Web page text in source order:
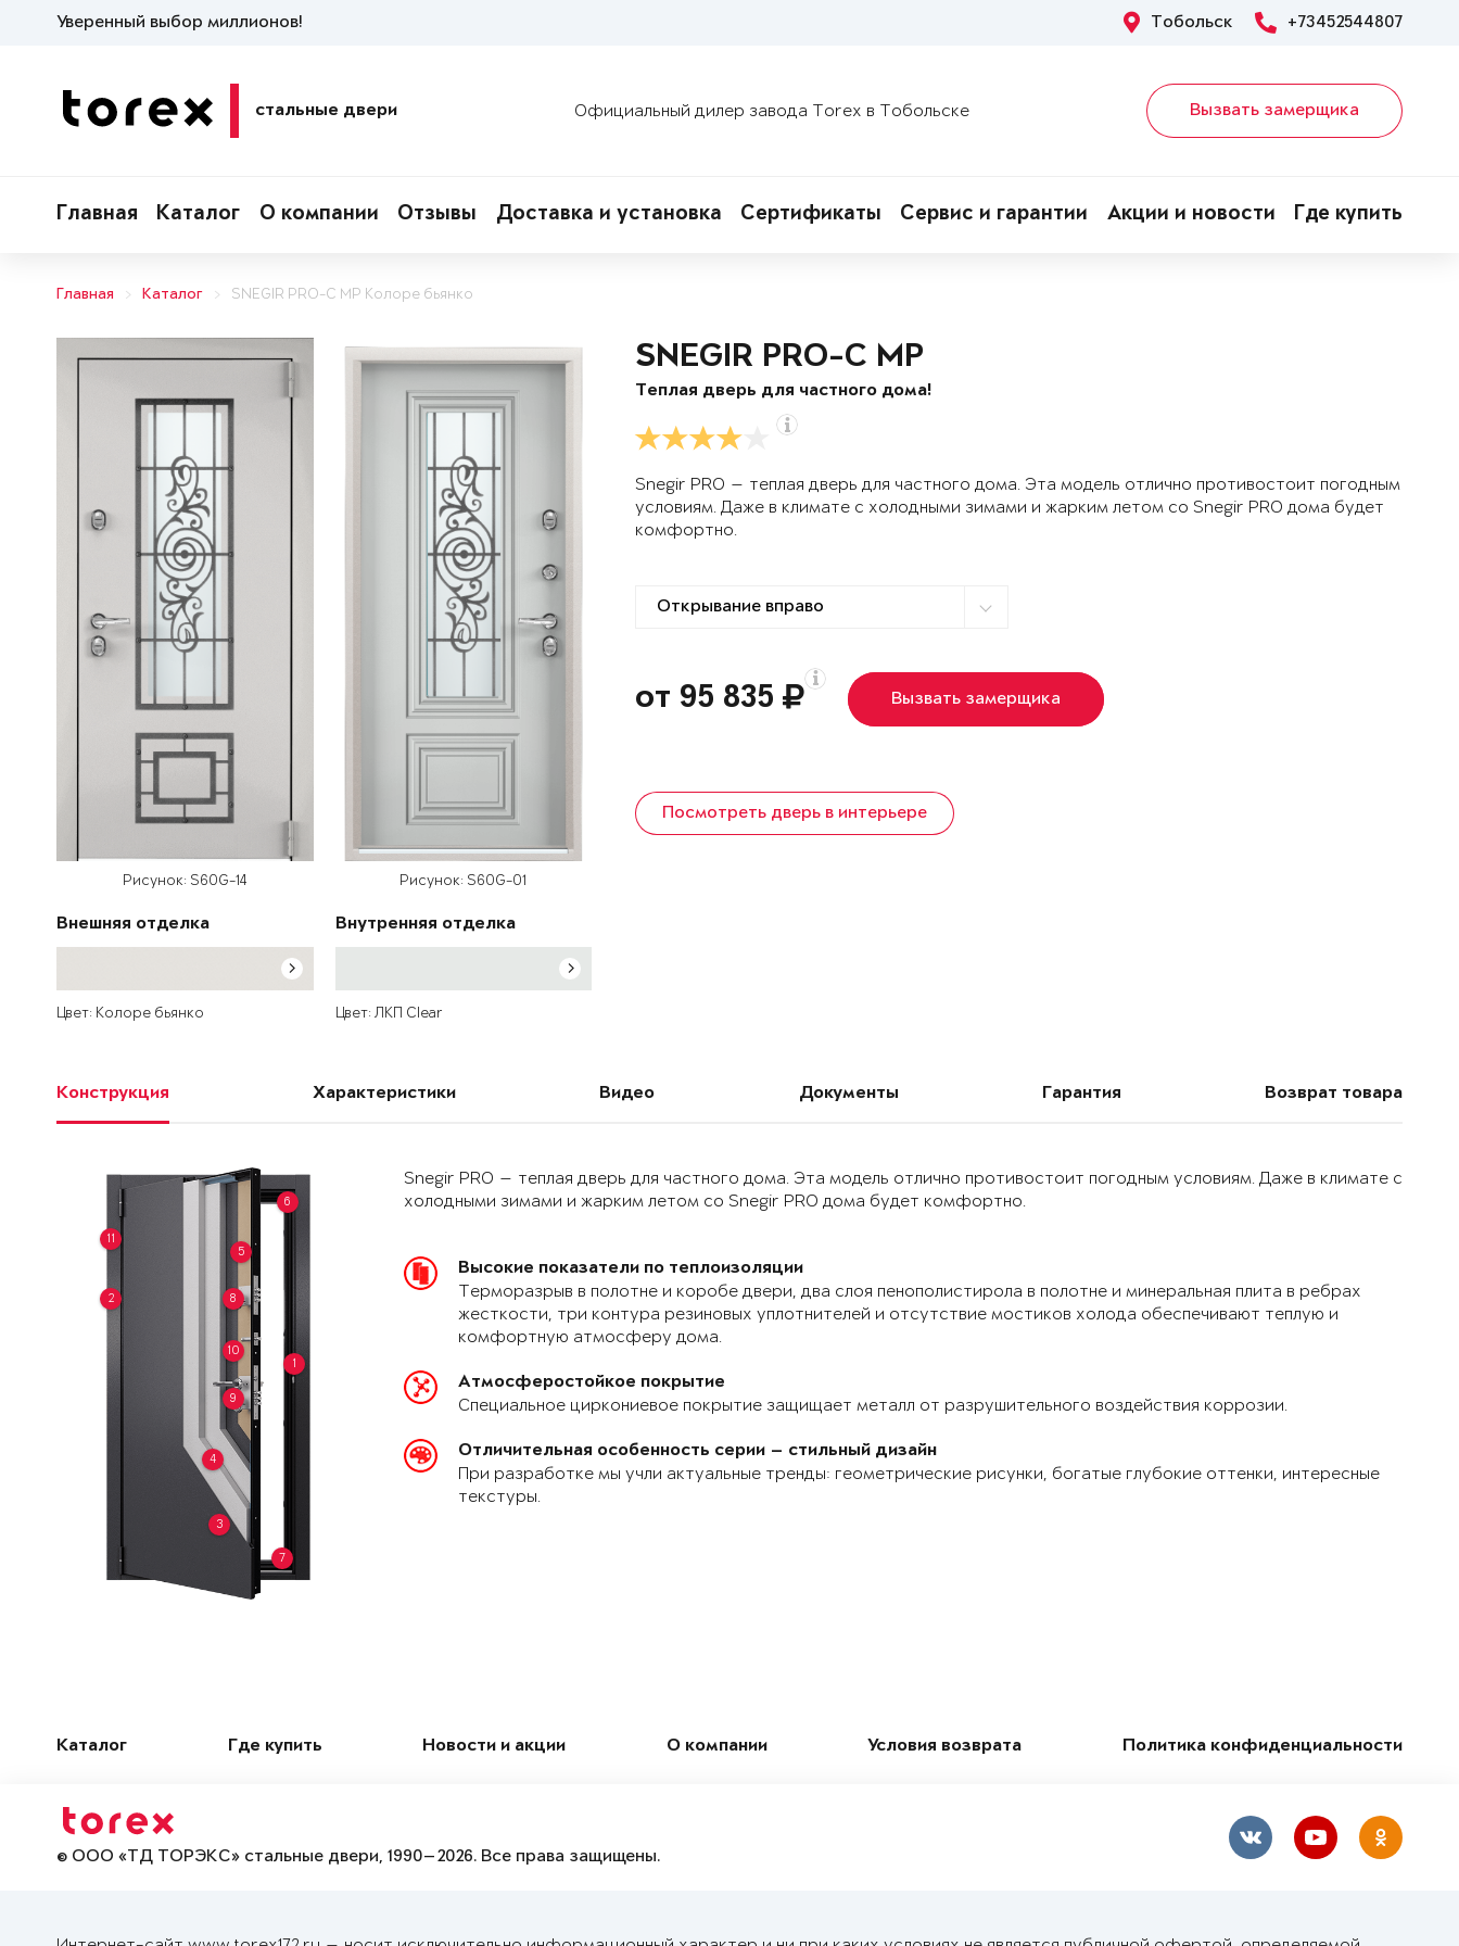
Уверенный выбор миллионов! Тобольск +73452544807
стальные двери Официальный дилер завода Torex в Тобольске Вызвать замерщика
Главная Каталог О компании Отзывы Доставка и установка Сертификаты Сервис и гарантии Акции и новости Где купить
Главная Каталог SNEGIR PRO-C MP Колоре бьянко
Рисунок: S60G-14
Внешняя отделка
Цвет: Колоре бьянко
Рисунок: S60G-01
Внутренняя отделка
Цвет: ЛКП Clear
SNEGIR PRO-C MP
Теплая дверь для частного дома!
Snegir PRO — теплая дверь для частного дома. Эта модель отлично противостоит погодным
условиям. Даже в климате с холодными зимами и жарким летом со Snegir PRO дома будет
комфортно.
от 95 835 Вызвать замерщика
Посмотреть дверь в интерьере
Конструкция Характеристики Видео Документы Гарантия Возврат товара
1
2
3
4
5
6
7
8
9
10
11
Snegir PRO — теплая дверь для частного дома. Эта модель отлично противостоит погодным условиям. Даже в климате с
холодными зимами и жарким летом со Snegir PRO дома будет комфортно.
Высокие показатели по теплоизоляции
Терморазрыв в полотне и коробе двери, два слоя пенополистирола в полотне и минеральная плита в ребрах
жесткости, три контура резиновых уплотнителей и отсутствие мостиков холода обеспечивают теплую и
комфортную атмосферу дома.
Атмосферостойкое покрытие
Специальное циркониевое покрытие защищает металл от разрушительного воздействия коррозии.
Отличительная особенность серии — стильный дизайн
При разработке мы учли актуальные тренды: геометрические рисунки, богатые глубокие оттенки, интересные
текстуры.
Каталог Где купить Новости и акции О компании Условия возврата Политика конфиденциальности
© ООО «ТД ТОРЭКС» стальные двери, 1990—2026. Все права защищены.